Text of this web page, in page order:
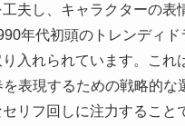
夫し、キャラクターの
年代初頭のトレンディ
入れられています。こ
表現するための戦略的
リフ回しに注力するこ